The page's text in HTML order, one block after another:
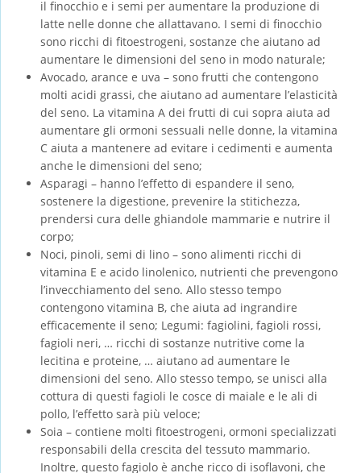
il finocchio e i semi per aumentare la produzione di
latte nelle donne che allattavano. I semi di finocchio
sono ricchi di fitoestrogeni, sostanze che aiutano ad
aumentare le dimensioni del seno in modo naturale;
Avocado, arance e uva – sono frutti che contengono
molti acidi grassi, che aiutano ad aumentare l’elasticità
del seno. La vitamina A dei frutti di cui sopra aiuta ad
aumentare gli ormoni sessuali nelle donne, la vitamina
C aiuta a mantenere ad evitare i cedimenti e aumenta
anche le dimensioni del seno;
Asparagi – hanno l’effetto di espandere il seno,
sostenere la digestione, prevenire la stitichezza,
prendersi cura delle ghiandole mammarie e nutrire il
corpo;
Noci, pinoli, semi di lino – sono alimenti ricchi di
vitamina E e acido linolenico, nutrienti che prevengono
l’invecchiamento del seno. Allo stesso tempo
contengono vitamina B, che aiuta ad ingrandire
efficacemente il seno; Legumi: fagiolini, fagioli rossi,
fagioli neri, … ricchi di sostanze nutritive come la
lecitina e proteine, … aiutano ad aumentare le
dimensioni del seno. Allo stesso tempo, se unisci alla
cottura di questi fagioli le cosce di maiale e le ali di
pollo, l’effetto sarà più veloce;
Soia – contiene molti fitoestrogeni, ormoni specializzati
responsabili della crescita del tessuto mammario.
Inoltre, questo fagiolo è anche ricco di isoflavoni, che